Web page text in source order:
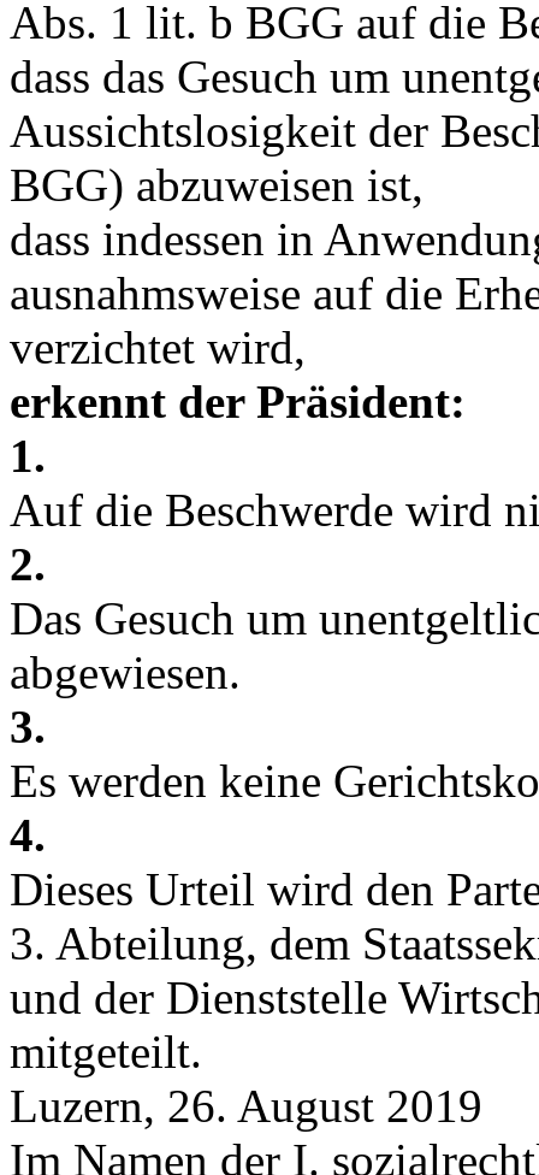
Abs. 1 lit. b BGG auf die
dass das Gesuch um
Aussichtslosigkeit der
BGG) abzuweisen ist,
dass indessen in
ausnahmsweise auf die
verzichtet wird,
erkennt der Präsident:
1.
Auf die Beschwerde wird
2.
Das Gesuch um
abgewiesen.
3.
Es werden keine
4.
Dieses Urteil wird den
3. Abteilung, dem
und der Dienststelle
mitgeteilt.
Luzern, 26. August 2019
Im Namen der I.